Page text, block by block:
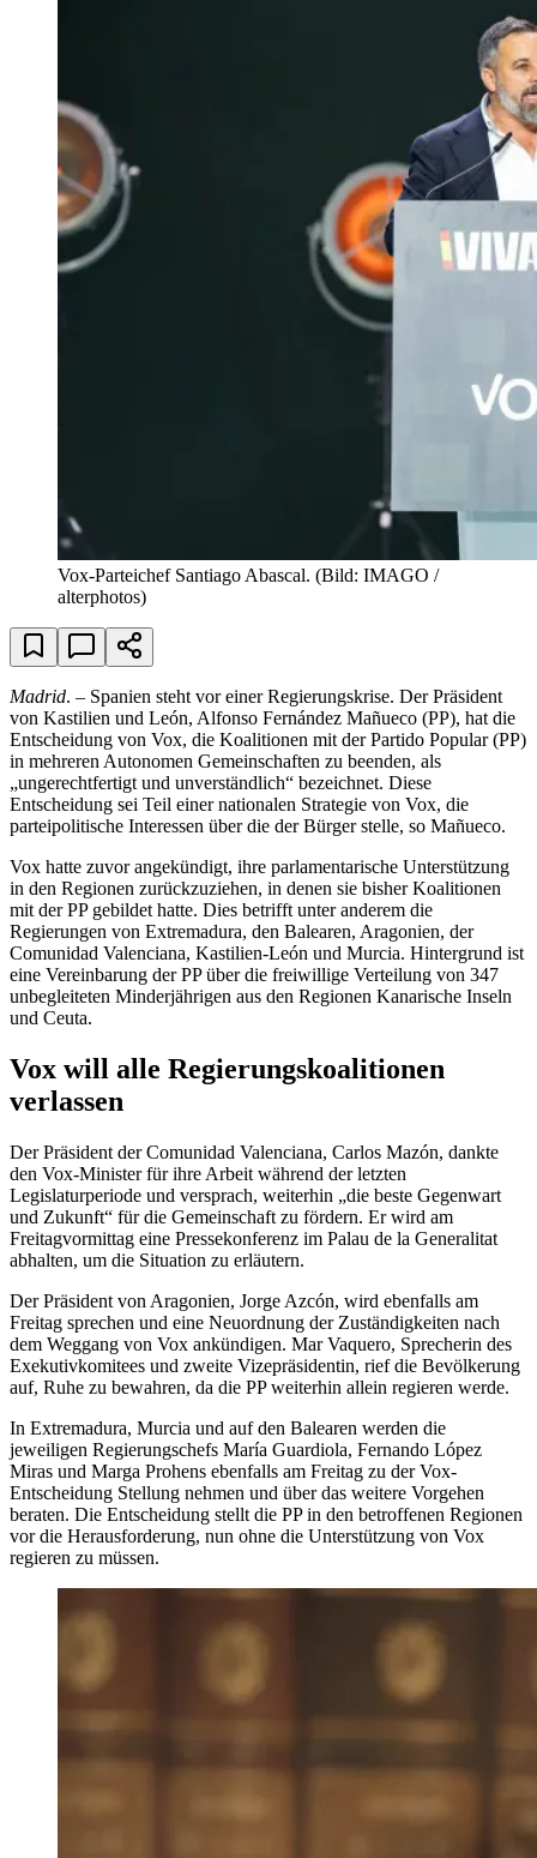
Vox-Parteichef Santiago Abascal. (Bild: IMAGO /
alterphotos)
Madrid. – Spanien steht vor einer Regierungskrise. Der Präsident
von Kastilien und León, Alfonso Fernández Mañueco (PP), hat die
Entscheidung von Vox, die Koalitionen mit der Partido Popular (PP)
in mehreren Autonomen Gemeinschaften zu beenden, als
„ungerechtfertigt und unverständlich“ bezeichnet. Diese
Entscheidung sei Teil einer nationalen Strategie von Vox, die
parteipolitische Interessen über die der Bürger stelle, so Mañueco.
Vox hatte zuvor angekündigt, ihre parlamentarische Unterstützung
in den Regionen zurückzuziehen, in denen sie bisher Koalitionen
mit der PP gebildet hatte. Dies betrifft unter anderem die
Regierungen von Extremadura, den Balearen, Aragonien, der
Comunidad Valenciana, Kastilien-León und Murcia. Hintergrund ist
eine Vereinbarung der PP über die freiwillige Verteilung von 347
unbegleiteten Minderjährigen aus den Regionen Kanarische Inseln
und Ceuta.
Vox will alle Regierungskoalitionen
verlassen
Der Präsident der Comunidad Valenciana, Carlos Mazón, dankte
den Vox-Minister für ihre Arbeit während der letzten
Legislaturperiode und versprach, weiterhin „die beste Gegenwart
und Zukunft“ für die Gemeinschaft zu fördern. Er wird am
Freitagvormittag eine Pressekonferenz im Palau de la Generalitat
abhalten, um die Situation zu erläutern.
Der Präsident von Aragonien, Jorge Azcón, wird ebenfalls am
Freitag sprechen und eine Neuordnung der Zuständigkeiten nach
dem Weggang von Vox ankündigen. Mar Vaquero, Sprecherin des
Exekutivkomitees und zweite Vizepräsidentin, rief die Bevölkerung
auf, Ruhe zu bewahren, da die PP weiterhin allein regieren werde.
In Extremadura, Murcia und auf den Balearen werden die
jeweiligen Regierungschefs María Guardiola, Fernando López
Miras und Marga Prohens ebenfalls am Freitag zu der Vox-
Entscheidung Stellung nehmen und über das weitere Vorgehen
beraten. Die Entscheidung stellt die PP in den betroffenen Regionen
vor die Herausforderung, nun ohne die Unterstützung von Vox
regieren zu müssen.